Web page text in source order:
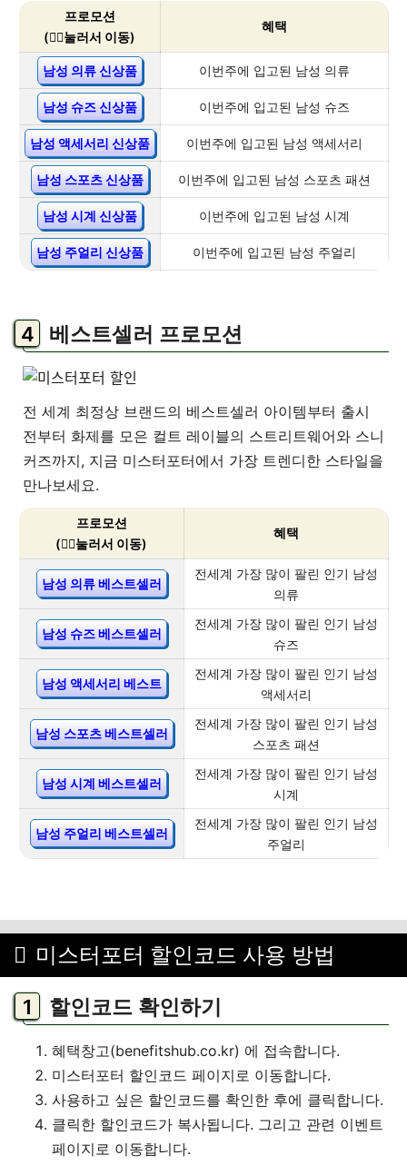
프로모션
(👇🏻눌러서 이동)
혜택
남성 의류 신상품 이번주에 입고된 남성 의류
남성 슈즈 신상품 이번주에 입고된 남성 슈즈
남성 액세서리 신상품 이번주에 입고된 남성 액세서리
남성 스포츠 신상품 이번주에 입고된 남성 스포츠 패션
남성 시계 신상품 이번주에 입고된 남성 시계
남성 주얼리 신상품 이번주에 입고된 남성 주얼리
베스트셀러 프로모션
전 세계 최정상 브랜드의 베스트셀러 아이템부터 출시
전부터 화제를 모은 컬트 레이블의 스트리트웨어와 스니
커즈까지, 지금 미스터포터에서 가장 트렌디한 스타일을
만나보세요.
프로모션
(👇🏻눌러서 이동)
혜택
남성 의류 베스트셀러
전세계 가장 많이 팔린 인기 남성
의류
남성 슈즈 베스트셀러
전세계 가장 많이 팔린 인기 남성
슈즈
남성 액세서리 베스트
전세계 가장 많이 팔린 인기 남성
액세서리
남성 스포츠 베스트셀러
전세계 가장 많이 팔린 인기 남성
스포츠 패션
남성 시계 베스트셀러
전세계 가장 많이 팔린 인기 남성
시계
남성 주얼리 베스트셀러
전세계 가장 많이 팔린 인기 남성
주얼리
미스터포터 할인코드 사용 방법
할인코드 확인하기
혜택창고(benefitshub.co.kr) 에 접속합니다.
미스터포터 할인코드 페이지로 이동합니다.
사용하고 싶은 할인코드를 확인한 후에 클릭합니다.
클릭한 할인코드가 복사됩니다. 그리고 관련 이벤트
페이지로 이동합니다.